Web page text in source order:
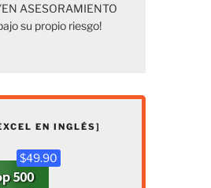
ASESORAMIENTO
su propio riesgo!
EN INGLÉS]
$49.90